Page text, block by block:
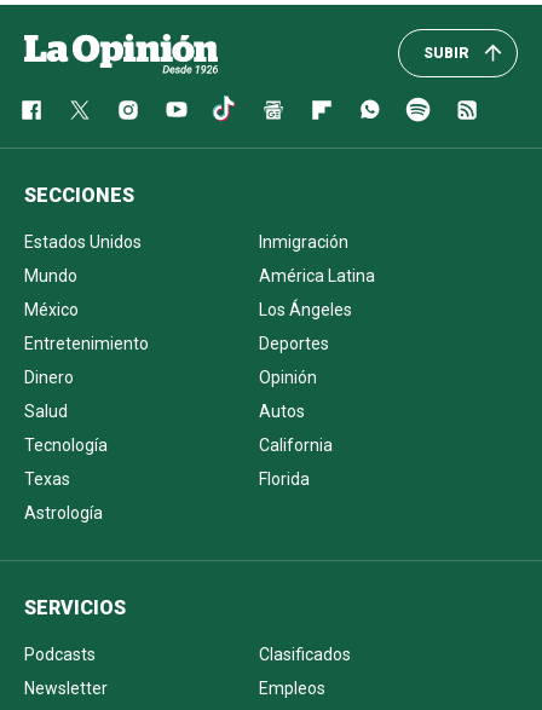
SUBIR
SECCIONES
Estados Unidos
Inmigración
Mundo
América Latina
México
Los Ángeles
Entretenimiento
Deportes
Dinero
Opinión
Salud
Autos
Tecnología
California
Texas
Florida
Astrología
SERVICIOS
Podcasts
Clasificados
Newsletter
Empleos